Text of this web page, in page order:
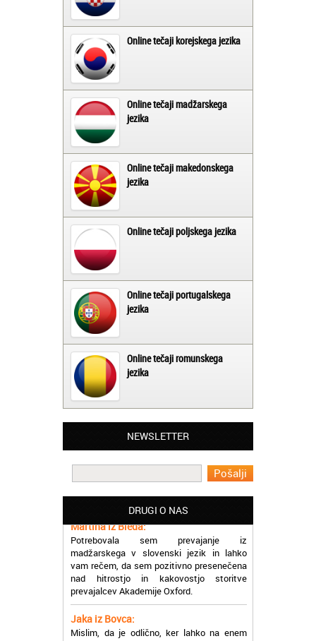
Online tečaji korejskega jezika
Online tečaji madžarskega
jezika
Online tečaji makedonskega
jezika
Online tečaji poljskega jezika
Online tečaji portugalskega
jezika
Online tečaji romunskega
jezika
NEWSLETTER
DRUGI O NAS
Matjaž iz Ajdovščine:
Lahko pohvalim vse zaposlene v Akademiji
Oxford, ker so resnično profesionalni in
prevajalske storitve opravljajo hitro in
Potrebovala sem prevajanje iz
madžarskega v slovenski jezik in lahko
vam rečem, da sem pozitivno presenečena
nad hitrostjo in kakovostjo storitve
prevajalcev Akademije Oxford.
Jaka iz Bovca:
Mislim, da je odlično, ker lahko na enem
mestu najdem prevajalske storitve za